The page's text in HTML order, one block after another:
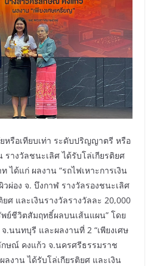
หรือเทียบเท่า ระดับปริญญาตรี หรือ
รางวัลชนะเลิศ ได้รับโล่เกียรติยศ
ได้แก่ ผลงาน “รถไฟเหาะการเงิน
ผ่อง จ. บึงกาฬ รางวัลรองชนะเลิศ
ศ และเงินรางวัลรางวัลละ 20,000
ย์ชีวิตสัมฤทธิ์ผลบนเส้นแผน” โดย
นนทบุรี และผลงานที่ 2 “เพียงเศษ
ษณ์ คงแก้ว จ.นครศรีธรรมราช
งาน ได้รับโล่เกียรติยศ และเงิน